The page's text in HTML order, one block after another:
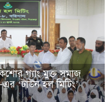
গ্যাং মুক্ত সমাজ
‘টাউন হল মিটিং’